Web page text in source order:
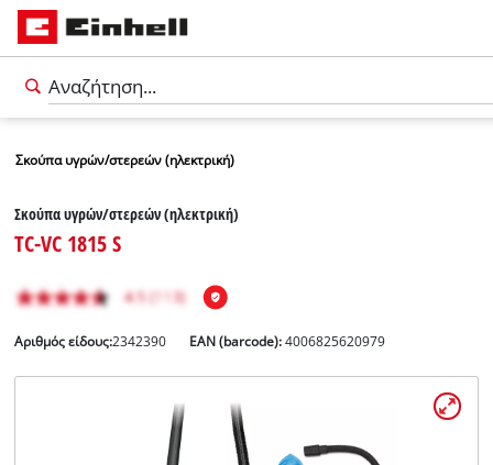
Σκούπα υγρών/στερεών (ηλεκτρική)
Σκούπα υγρών/στερεών (ηλεκτρική)
TC-VC 1815 S
Αριθμός είδους:2342390 EAN (barcode):4006825620979